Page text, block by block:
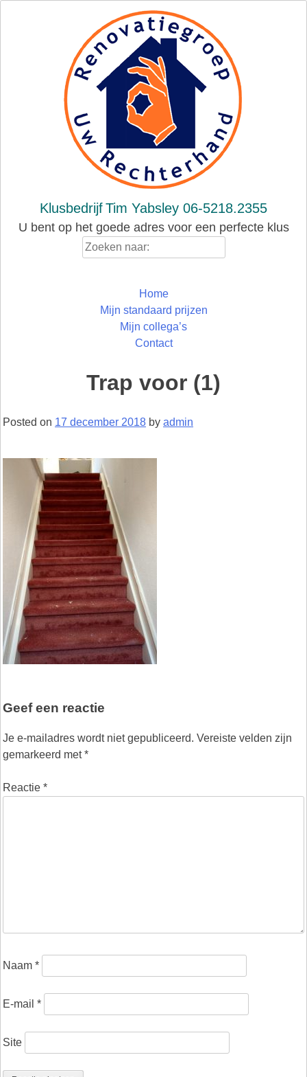
KlusbedrijfTim Yabsley 06-5218.2355
U bent op het goede adres voor een perfecte klus
Home
Mijn standaard prijzen
Mijn collega’s
Contact
Trap voor (1)
Posted on 17 december 2018 by admin
Geef een reactie
Je e-mailadres wordt niet gepubliceerd. Vereiste velden zijn
gemarkeerd met*
Reactie *
Naam *
E-mail *
Site